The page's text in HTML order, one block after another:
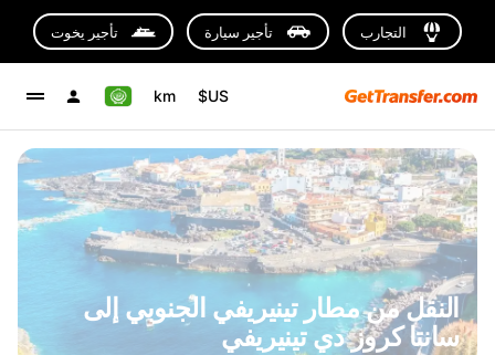
التجارب تأجير سيارة تأجير يخوت
US$
km
النقل من مطار تينيريفي الجنوبي إلى
سانتا كروز دي تينيريفي